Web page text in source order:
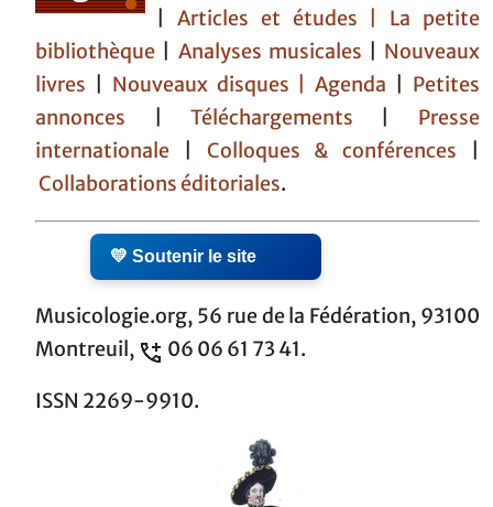
|Articles et études | La petite
bibliothèque
Analyses musicales
Nouveaux
livres
Nouveaux disques |Agenda
Petites
annonces
Téléchargements
Presse
internationale
Colloques & conférences
Collaborations éditoriales.
💛 Soutenir le site
Musicologie.org, 56 rue de la Fédération, 93100
Montreuil,
06 06 61 73 41.
ISSN 2269-9910.